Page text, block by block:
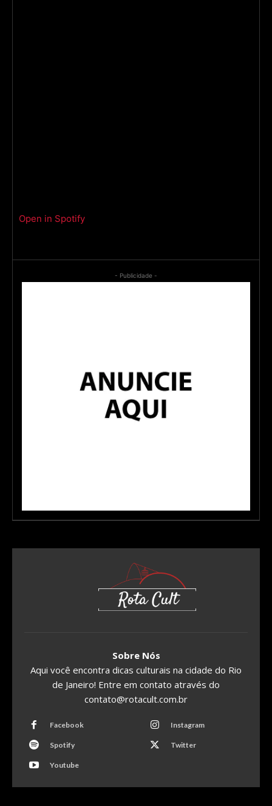
Open in Spotify
- Publicidade -
Sobre Nós
Aqui você encontra dicas culturais na cidade do Rio
de Janeiro! Entre em contato através do
contato@rotacult.com.br
Facebook Instagram
Spotify Twitter
Youtube